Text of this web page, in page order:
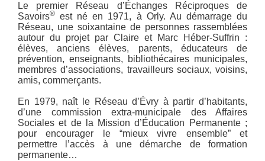
Le premier Réseau d’Échanges Réciproques de
Savoirs® est né en 1971, à Orly. Au démarrage du
Réseau, une soixantaine de personnes rassemblées
autour du projet par Claire et Marc Héber-Suffrin :
élèves, anciens élèves, parents, éducateurs de
prévention, enseignants, bibliothécaires municipales,
membres d’associations, travailleurs sociaux, voisins,
amis, commerçants.
En 1979, naît le Réseau d’Évry à partir d’habitants,
d’une commission extra-municipale des Affaires
Sociales et de la Mission d’Éducation Permanente ;
pour encourager le “mieux vivre ensemble” et
permettre l’accès à une démarche de formation
permanente…